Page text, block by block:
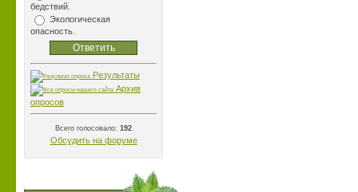
бедствий.
Экологическая
опасность.
Результаты
Архив
опросов
Всего голосовало: 192
Обсудить на форуме